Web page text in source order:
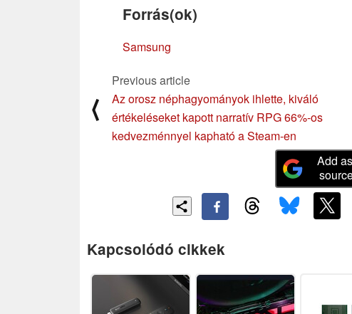
Forrás(ok)
Samsung
⟨
Previous article
Az orosz néphagyományok ihlette, kiváló
értékeléseket kapott narratív RPG 66%-os
kedvezménnyel kapható a Steam-en
Add
Kapcsolódó cikkek